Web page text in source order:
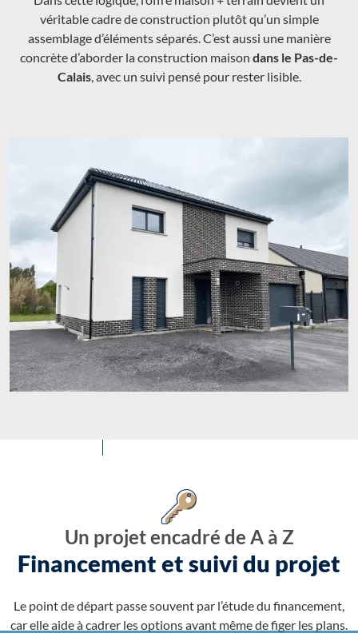
véritable cadre de construction plutôt qu’un simple
assemblage d’éléments séparés. C’est aussi une manière
concrète d’aborder la construction maison dans le Pas-de-
Calais, avec un suivi pensé pour rester lisible.
Un projet encadré de A à Z
Financement et suivi du projet
Le point de départ passe souvent par l’étude du financement,
car elle aide à cadrer les options avant même de figer les plans.